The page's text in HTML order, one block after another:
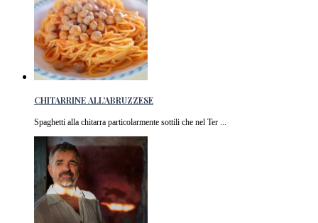
CHITARRINE ALL’ABRUZZESE
Spaghetti alla chitarra particolarmente sottili che nel Ter ...